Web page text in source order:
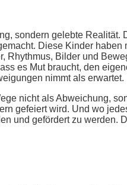
sondern gelebte Realität.
Diese Kinder
Rhythmus, Bilder und
es Mut braucht, den
nimmt als erwartet.
nicht als Abweichung,
gefeiert wird. Und wo
und gefördert zu werden.